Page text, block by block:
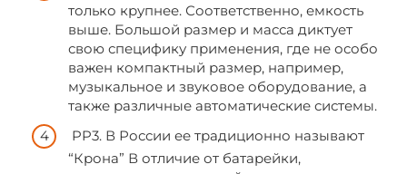
только крупнее. Соответственно, емкость
выше. Большой размер и масса диктует
свою специфику применения, где не особо
важен компактный размер, например,
музыкальное и звуковое оборудование, а
также различные автоматические системы.
PP3. В России ее традиционно называют
“Крона” В отличие от батарейки,